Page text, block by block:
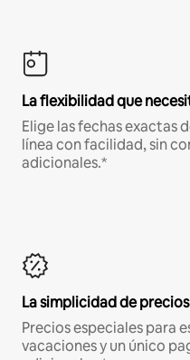
La flexibilidad que
Elige las fechas exactas
línea con facilidad, sin
adicionales.*
La simplicidad de
Precios especiales para
vacaciones y un único